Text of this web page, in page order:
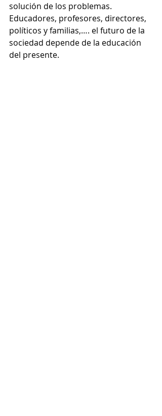
solución de los problemas.
Educadores, profesores, directores,
políticos y familias,…. el futuro de la
sociedad depende de la educación
del presente.